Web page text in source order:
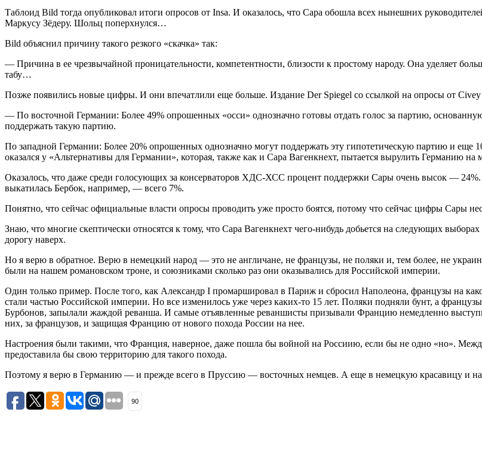
Таблоид Bild тогда опубликовал итоги опросов от Insa. И оказалось, что Сара обошла всех нынешних
Маркусу Зёдеру. Шольц поперхнулся…
Bild объяснил причину такого резкого «скачка» так:
— Причина в ее чрезвычайной проницательности, компетентности, близости к простому народу. Она уделяет
табу…
Позже появились новые цифры. И они впечатлили еще больше. Издание Der Spiegel со ссылкой на опросы от
— По восточной Германии: Более 49% опрошенных «осси» однозначно готовы отдать голос за партию,
поддержать такую партию.
По западной Германии: Более 20% опрошенных однозначно могут поддержать эту гипотетическую партию и еще
оказался у «Альтернативы для Германии», которая, также как и Сара Вагенкнехт, пытается вырулить Германию на
Оказалось, что даже среди голосующих за консерваторов ХДС-ХСС процент поддержки Сары очень высок —
выкатилась Бербок, например, — всего 7%.
Понятно, что сейчас официальные власти опросы проводить уже просто боятся, потому что сейчас цифры Сары
Знаю, что многие скептически относятся к тому, что Сара Вагенкнехт чего-нибудь добьется на следующих
дорогу наверх.
Но я верю в обратное. Верю в немецкий народ — это не англичане, не французы, не поляки и, тем более, не
были на нашем романовском троне, и союзниками сколько раз они оказывались для Российской империи.
Один только пример. После того, как Александр I промаршировал в Париж и сбросил Наполеона, французы на
стали частью Российской империи. Но все изменилось уже через каких-то 15 лет. Поляки подняли бунт, а
Бурбонов, запылали жаждой реванша. И самые отъявленные реваншисты призывали Францию немедленно
них, за французов, и защищая Францию от нового похода России на нее.
Настроения были такими, что Франция, наверное, даже пошла бы войной на Россиию, если бы не одно «но».
предоставила бы свою территорию для такого похода.
Поэтому я верю в Германию — и прежде всего в Пруссию — восточных немцев. А еще в немецкую красавицу и
90